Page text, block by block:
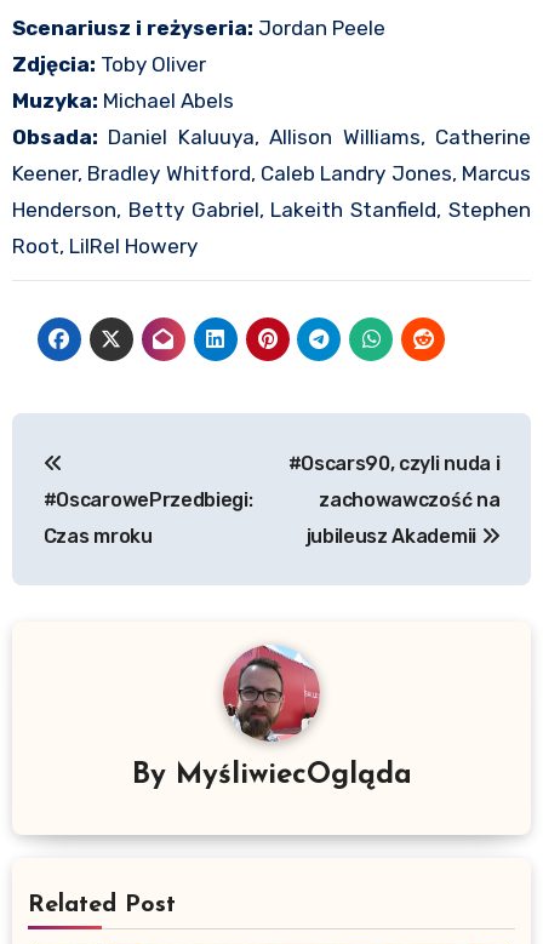
Scenariusz i reżyseria: Jordan Peele
Zdjęcia: Toby Oliver
Muzyka: Michael Abels
Obsada: Daniel Kaluuya, Allison Williams, Catherine
Keener, Bradley Whitford, Caleb Landry Jones, Marcus
Henderson, Betty Gabriel, Lakeith Stanfield, Stephen
Root, LilRel Howery
wpisu
#OscarowePrzedbiegi:
Czas mroku
#Oscars90, czyli nuda i
zachowawczość na
jubileusz Akademii
By MyśliwiecOgląda
Related Post